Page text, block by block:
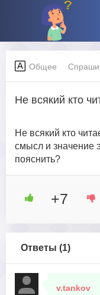
Общее
Не всякий кто
Не всякий кто
смысл и значение
пояснить?
+7
Ответы (1)
v.tankov